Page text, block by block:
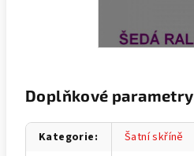
Doplňkové parametry
Kategorie: Šatní skříně